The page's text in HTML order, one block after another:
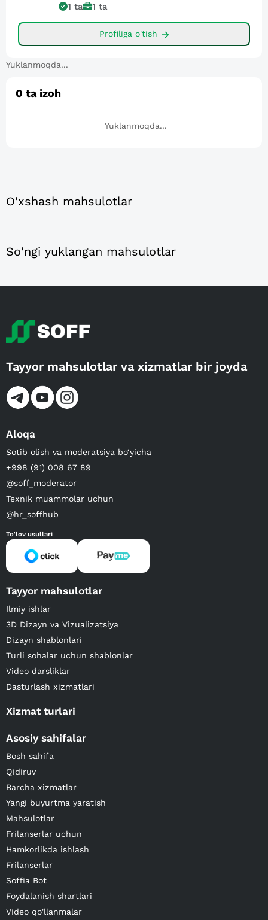
1 ta 1 ta
Profiliga o'tish
Yuklanmoqda...
0 ta izoh
Yuklanmoqda...
O'xshash mahsulotlar
So'ngi yuklangan mahsulotlar
Tayyor mahsulotlar va xizmatlar bir joyda
Aloqa
Sotib olish va moderatsiya bo‘yicha
+998 (91) 008 67 89
@soff_moderator
Texnik muammolar uchun
@hr_soffhub
To'lov usullari
Tayyor mahsulotlar
Ilmiy ishlar
3D Dizayn va Vizualizatsiya
Dizayn shablonlari
Turli sohalar uchun shablonlar
Video darsliklar
Dasturlash xizmatlari
Xizmat turlari
Asosiy sahifalar
Bosh sahifa
Qidiruv
Barcha xizmatlar
Yangi buyurtma yaratish
Mahsulotlar
Frilanserlar uchun
Hamkorlikda ishlash
Frilanserlar
Soffia Bot
Foydalanish shartlari
Video qo'llanmalar